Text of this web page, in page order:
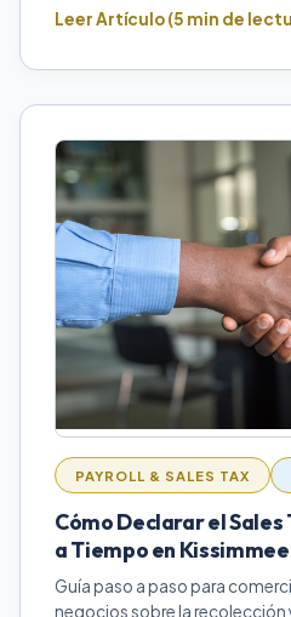
Leer Artículo (5 min de
PAYROLL & SALES TAX
Cómo Declarar el Sales
a Tiempo en Kissimmee
Guía paso a paso para
negocios sobre la